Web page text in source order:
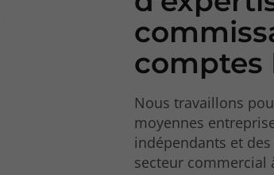
comptes
Nous travaillons
moyennes
indépendants et
secteur commercial